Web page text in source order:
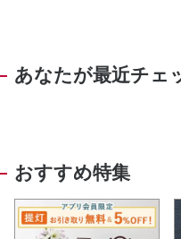
あなたが最近チェ
おすすめ特集